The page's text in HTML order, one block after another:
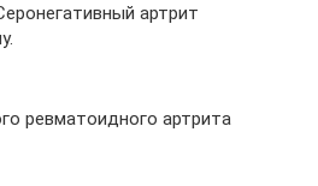
артрит
ревматоидного артрита